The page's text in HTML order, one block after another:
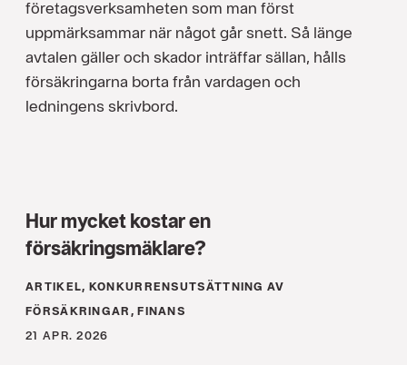
företagsverksamheten som man först
uppmärksammar när något går snett. Så länge
avtalen gäller och skador inträffar sällan, hålls
försäkringarna borta från vardagen och
ledningens skrivbord.
Hur mycket kostar en
försäkringsmäklare?
ARTIKEL, KONKURRENS­UTSÄTTNING AV
FÖRSÄKRINGAR, FINANS
21 APR. 2026